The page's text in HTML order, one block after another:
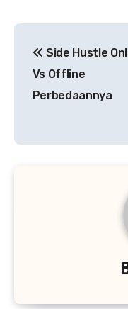
pos
Side Hustle
Vs Offline
Perbedaannya